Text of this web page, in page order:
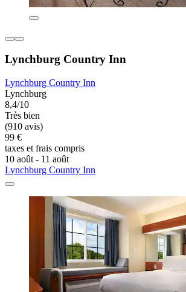
Lynchburg Country Inn
Lynchburg Country Inn
Lynchburg
8,4/10
Très bien
(910 avis)
99 €
taxes et frais compris
10 août - 11 août
Lynchburg Country Inn